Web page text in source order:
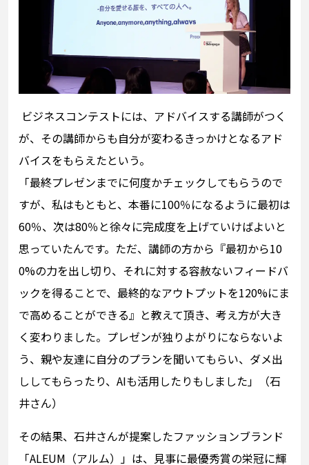
ビジネスコンテストには、アドバイスする講師がつく
が、その講師からも自分が変わるきっかけとなるアド
バイスをもらえたという。
「最終プレゼンまでに何度かチェックしてもらうので
すが、私はもともと、本番に100％になるように最初は
60％、次は80％と徐々に完成度を上げていけばよいと
思っていたんです。ただ、講師の方から『最初から10
0%の力を出し切り、それに対する容赦ないフィードバ
ックを得ることで、最終的なアウトプットを120%にま
で高めることができる』と教えて頂き、考え方が大き
く変わりました。プレゼンが独りよがりにならないよ
う、親や友達に自分のプランを聞いてもらい、ダメ出
ししてもらったり、AIも活用したりもしました」（石
井さん）
その結果、石井さんが提案したファッションブランド
「ALEUM（アルム）」は、見事に最優秀賞の栄冠に輝